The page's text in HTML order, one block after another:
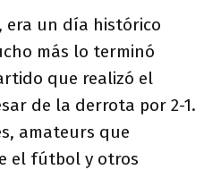
era un día histórico
más lo terminó
que realizó el
de la derrota por 2-1.
amateurs que
el fútbol y otros